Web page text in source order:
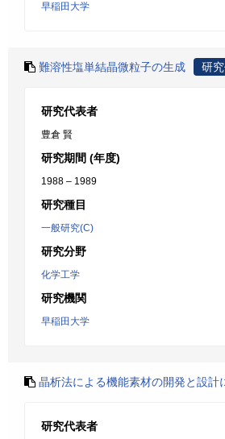
早稲田大学
難溶性塩単結晶微粒子の生成 研
研究代表者
豊倉 賢
研究期間 (年度)
1988 – 1989
研究種目
一般研究(C)
研究分野
化学工学
研究機関
早稲田大学
晶析法による機能素材の開発と設計
研究代表者